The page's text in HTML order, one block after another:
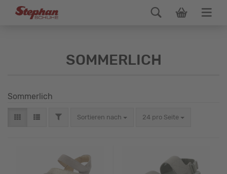
SOMMERLICH
Sommerlich
Sortieren nach 24 pro Seite